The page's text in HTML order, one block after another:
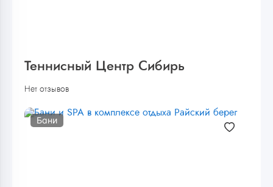
Теннисный Центр Сибирь
Нет отзывов
Бани